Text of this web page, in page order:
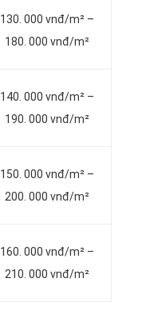
130. 000 vnđ/m² –
180. 000 vnđ/m²
140. 000 vnđ/m² –
190. 000 vnđ/m²
150. 000 vnđ/m² –
200. 000 vnđ/m²
160. 000 vnđ/m² –
210. 000 vnđ/m²